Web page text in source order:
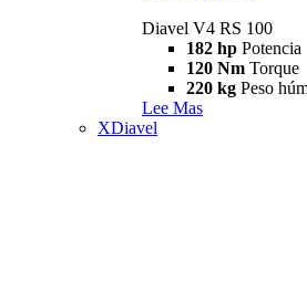
Diavel V4 RS 100
182 hp Potencia
120 Nm Torque
220 kg Peso
Lee Mas
XDiavel